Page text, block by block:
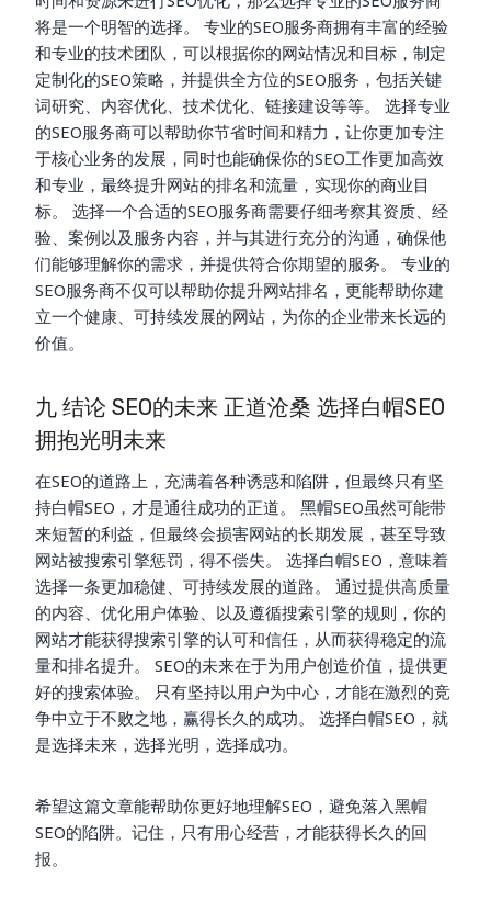
将是一个明智的选择。 专业的SEO服务商拥有丰富的经验
和专业的技术团队，可以根据你的网站情况和目标，制定
定制化的SEO策略，并提供全方位的SEO服务，包括关键
词研究、内容优化、技术优化、链接建设等等。 选择专业
的SEO服务商可以帮助你节省时间和精力，让你更加专注
于核心业务的发展，同时也能确保你的SEO工作更加高效
和专业，最终提升网站的排名和流量，实现你的商业目
标。 选择一个合适的SEO服务商需要仔细考察其资质、经
验、案例以及服务内容，并与其进行充分的沟通，确保他
们能够理解你的需求，并提供符合你期望的服务。 专业的
SEO服务商不仅可以帮助你提升网站排名，更能帮助你建
立一个健康、可持续发展的网站，为你的企业带来长远的
价值。
九 结论 SEO的未来 正道沧桑 选择白帽SEO
拥抱光明未来
在SEO的道路上，充满着各种诱惑和陷阱，但最终只有坚
持白帽SEO，才是通往成功的正道。 黑帽SEO虽然可能带
来短暂的利益，但最终会损害网站的长期发展，甚至导致
网站被搜索引擎惩罚，得不偿失。 选择白帽SEO，意味着
选择一条更加稳健、可持续发展的道路。 通过提供高质量
的内容、优化用户体验、以及遵循搜索引擎的规则，你的
网站才能获得搜索引擎的认可和信任，从而获得稳定的流
量和排名提升。 SEO的未来在于为用户创造价值，提供更
好的搜索体验。 只有坚持以用户为中心，才能在激烈的竞
争中立于不败之地，赢得长久的成功。 选择白帽SEO，就
是选择未来，选择光明，选择成功。
希望这篇文章能帮助你更好地理解SEO，避免落入黑帽
SEO的陷阱。记住，只有用心经营，才能获得长久的回
报。